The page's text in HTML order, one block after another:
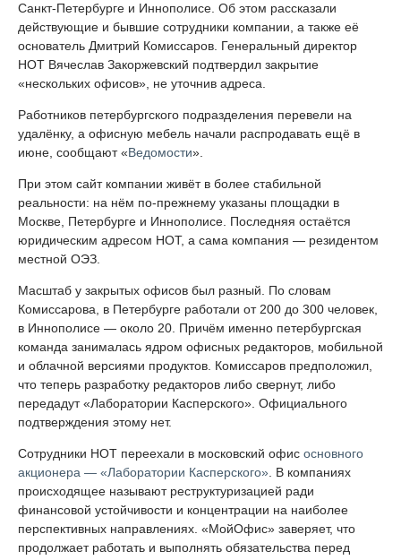
Санкт-Петербурге и Иннополисе. Об этом рассказали
действующие и бывшие сотрудники компании, а также её
основатель Дмитрий Комиссаров. Генеральный директор
НОТ Вячеслав Закоржевский подтвердил закрытие
«нескольких офисов», не уточнив адреса.
Работников петербургского подразделения перевели на
удалёнку, а офисную мебель начали распродавать ещё в
июне, сообщают «Ведомости».
При этом сайт компании живёт в более стабильной
реальности: на нём по-прежнему указаны площадки в
Москве, Петербурге и Иннополисе. Последняя остаётся
юридическим адресом НОТ, а сама компания — резидентом
местной ОЭЗ.
Масштаб у закрытых офисов был разный. По словам
Комиссарова, в Петербурге работали от 200 до 300 человек,
в Иннополисе — около 20. Причём именно петербургская
команда занималась ядром офисных редакторов, мобильной
и облачной версиями продуктов. Комиссаров предположил,
что теперь разработку редакторов либо свернут, либо
передадут «Лаборатории Касперского». Официального
подтверждения этому нет.
Сотрудники НОТ переехали в московский офис основного
акционера — «Лаборатории Касперского» . В компаниях
происходящее называют реструктуризацией ради
финансовой устойчивости и концентрации на наиболее
перспективных направлениях. «МойОфис» заверяет, что
продолжает работать и выполнять обязательства перед